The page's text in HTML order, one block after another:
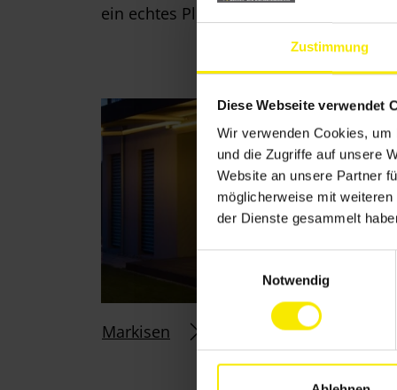
Zustimmung
Diese Webseite verwendet
Wir verwenden Cookies,
und die Zugriffe auf unsere
Website an unsere Partner
möglicherweise mit
der Dienste gesammelt
n
Notwendig
ein echtes Plus an Lebensqualität.
Markisen